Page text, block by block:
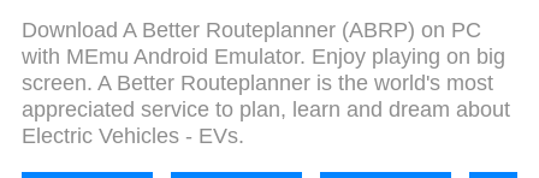
mudah, kawalan intuitif, tidak ada batasan bateri,
data mudah alih, dan panggilan yang mengganggu.
MEmu 9 yang baru adalah pilihan terbaik untuk
menggunakan A Better Routeplanner (ABRP) di
komputer anda. Dikodkan dengan penyerapan
Download A Better Routeplanner (ABRP) on PC
with MEmu Android Emulator. Enjoy playing on big
screen. A Better Routeplanner is the world's most
appreciated service to plan, learn and dream about
Electric Vehicles - EVs.